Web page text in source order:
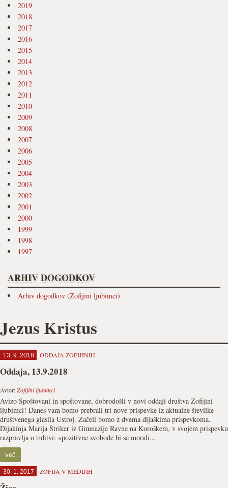
2019
2018
2017
2016
2015
2014
2013
2012
2011
2010
2009
2008
2007
2006
2005
2004
2003
2002
2001
2000
1999
1998
1997
ARHIV DOGODKOV
Arhiv dogodkov (Zofijini ljubimci)
Jezus Kristus
13. 9. 2018 ODDAJA ZOFIJINIH
Oddaja, 13.9.2018
Avtor:Zofijini ljubimci
Avizo Spoštovani in spoštovane, dobrodošli v novi oddaji društva Zofijini
ljubimci! Danes vam bomo prebrali tri nove prispevke iz aktualne številke
društvenega glasila Ustroj. Začeli bomo z dvema dijaškima prispevkoma.
Dijakinja Marija Štriker iz Gimnazije Ravne na Koroškem, v svojem prispevku
razpravlja o trditvi: »pozitivne svobode bi se morali...
več
30. 1. 2017 ZOFIJA V MEDIJIH